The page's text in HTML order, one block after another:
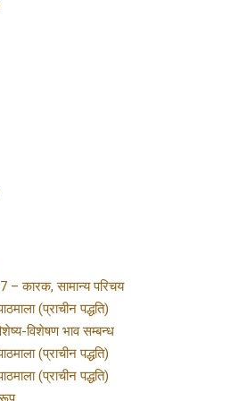
– कारक, सामान्य परिचय
(प्राचीन पद्धति)
विशेषण भाव सम्बन्ध
(प्राचीन पद्धति)
(प्राचीन पद्धति)